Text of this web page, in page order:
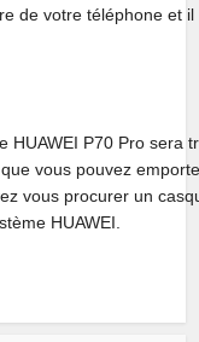
de votre téléphone
HUAWEI P70 Pro
vous pouvez
vous procurer un
HUAWEI.